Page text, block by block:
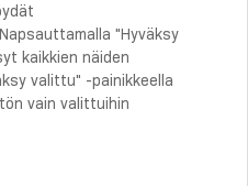
"Hyväksy
kaikkien näiden
valittu" -painikkeella
vain valittuihin